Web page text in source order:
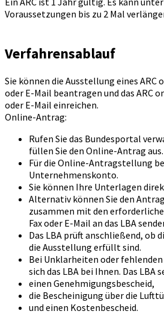
Voraussetzungen bis zu 2 Mal
Verfahrensablauf
Sie können die Ausstellung eines ARC
oder E-Mail beantragen und das ARC
oder E-Mail einreichen.
Online-Antrag:
Rufen Sie das Bundesportal
füllen Sie den Online-Antrag aus.
Für die Online-Antragstellung
Unternehmenskonto.
Sie können Ihre Unterlagen
Alternativ können Sie den
zusammen mit den
Fax oder E-Mail an das LBA
Das LBA prüft anschließend, ob
die Ausstellung erfüllt sind.
Bei Unklarheiten oder
sich das LBA bei Ihnen. Das LBA
einen Genehmigungsbescheid,
die Bescheinigung über die
und einen Kostenbescheid.